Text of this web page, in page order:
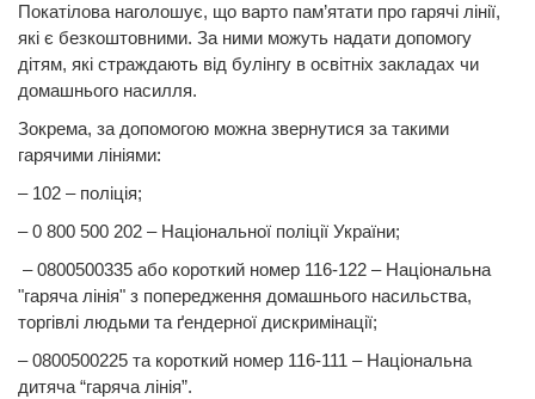
Покатілова наголошує, що варто пам’ятати про гарячі лінії,
які є безкоштовними. За ними можуть надати допомогу
дітям, які страждають від булінгу в освітніх закладах чи
домашнього насилля.
Зокрема, за допомогою можна звернутися за такими
гарячими лініями:
– 102 – поліція;
– 0 800 500 202 – Національної поліції України;
– 0800500335 або короткий номер 116-122 – Національна
"гаряча лінія" з попередження домашнього насильства,
торгівлі людьми та ґендерної дискримінації;
– 0800500225 та короткий номер 116-111 – Національна
дитяча “гаряча лінія”.